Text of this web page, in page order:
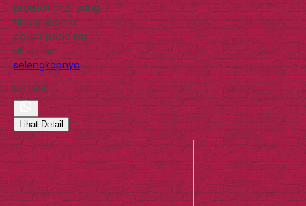
promosional yang
tinggi. Warna
coklat pada tas ini
dihasilkan…
selengkapnya
Rp 1.850
Lihat Detail